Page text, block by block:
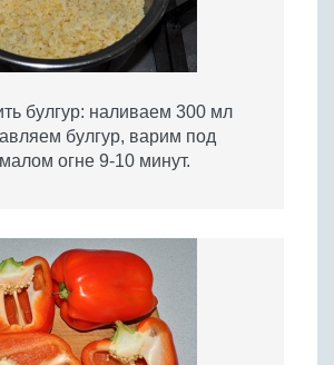
булгур: наливаем 300 мл
булгур, варим под
огне 9-10 минут.